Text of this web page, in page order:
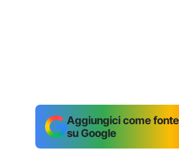
Aggiungici come
su Google